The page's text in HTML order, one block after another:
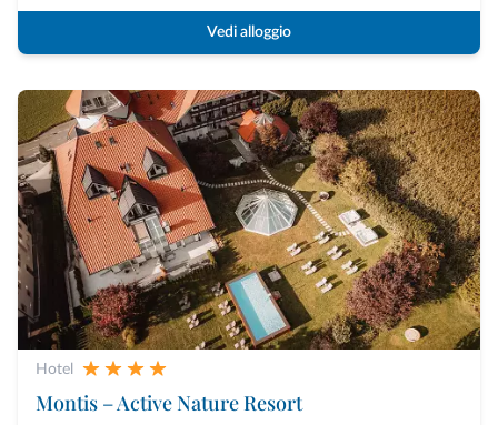
Vedi alloggio
Hotel
Montis – Active Nature Resort